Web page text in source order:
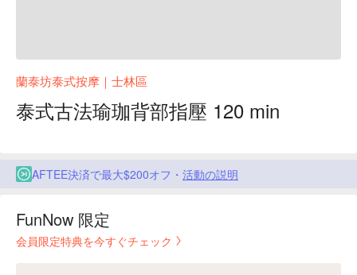
蘭泰坊泰式按摩｜士林區
泰式古法瑜珈背部指壓 120 min
AFTEE決済で最大$200オフ・ 活動の説明
FunNow 限定
会員限定特典を今すぐチェック